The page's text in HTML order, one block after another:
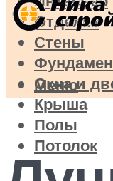
Отделка
Стены
Окна и
Крыша
Полы
Потолок
Меню